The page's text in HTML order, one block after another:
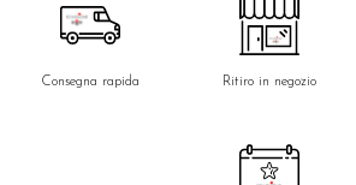
Consegna rapida Ritiro in negozio